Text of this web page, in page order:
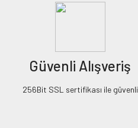
Güvenli Alışveriş
256Bit SSL sertifikası ile güvenli